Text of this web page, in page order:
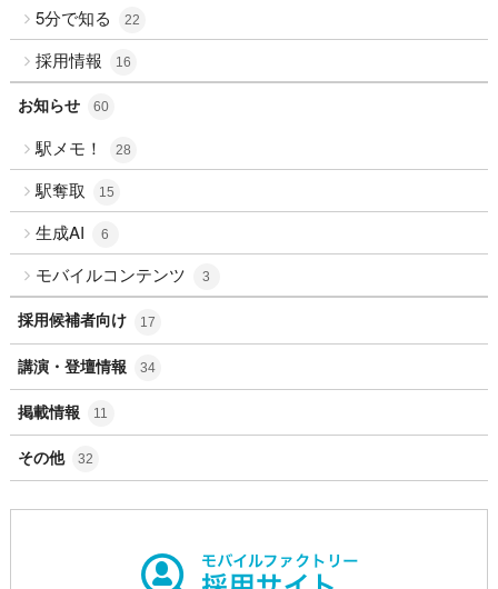
5分で知る 22
採用情報 16
お知らせ 60
駅メモ！ 28
駅奪取 15
生成AI 6
モバイルコンテンツ 3
採用候補者向け 17
講演・登壇情報 34
掲載情報 11
その他 32